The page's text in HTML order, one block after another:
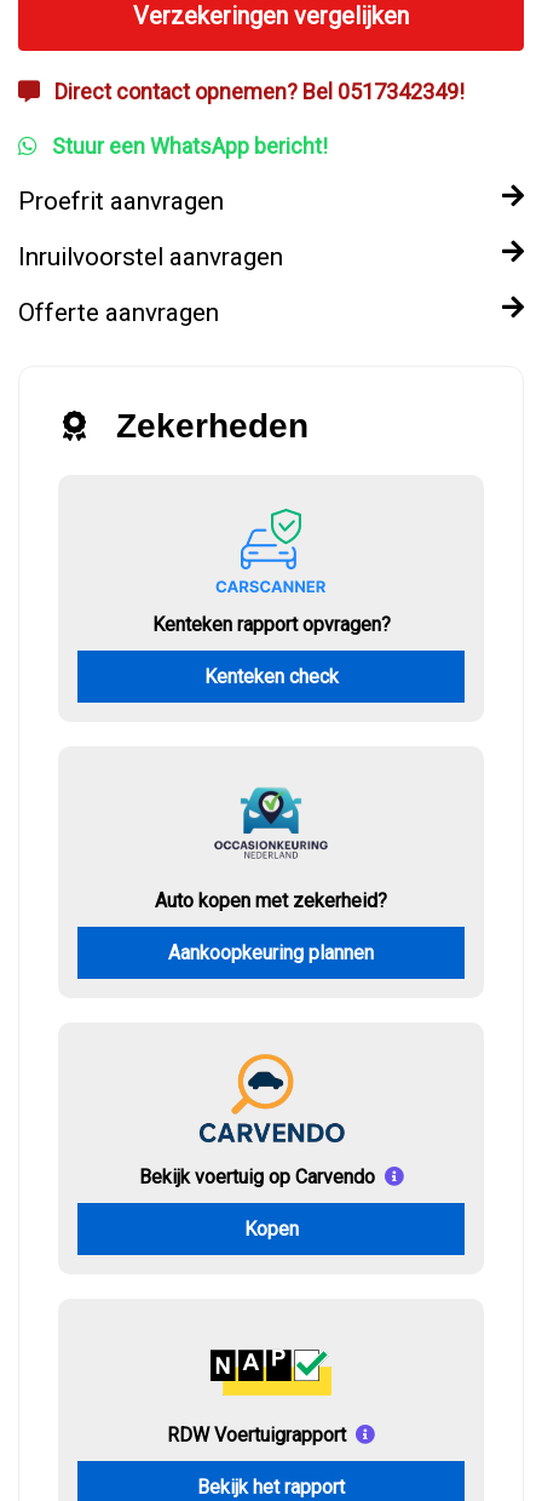
Verzekeringen vergelijken
Direct contact opnemen? Bel 0517342349!
Stuur een WhatsApp bericht!
Proefrit aanvragen
Inruilvoorstel aanvragen
Offerte aanvragen
Zekerheden
Kenteken rapport opvragen?
Kenteken check
Auto kopen met zekerheid?
Aankoopkeuring plannen
Bekijk voertuig op Carvendo
Kopen
RDW Voertuigrapport
Bekijk het rapport